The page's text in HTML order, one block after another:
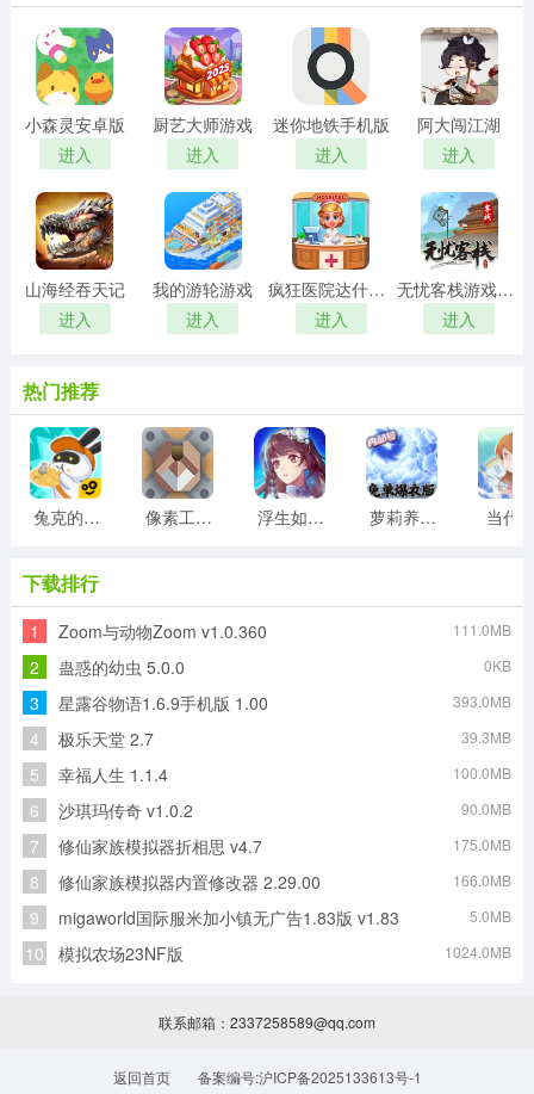
小森灵安卓版
进入
厨艺大师游戏
进入
迷你地铁手机版
进入
阿大闯江湖
进入
山海经吞天记
进入
我的游轮游戏
进入
疯狂医院达什医生
进入
无忧客栈游戏红包版
进入
热门推荐
兔克的餐厅游戏 像素工厂模组最新版 浮生如梦亦如烟游戏版 萝莉养成计划 当代
下载排行
1 Zoom与动物Zoom v1.0.360 111.0MB
2 蛊惑的幼虫 5.0.0 0KB
3 星露谷物语1.6.9手机版 1.00 393.0MB
4 极乐天堂 2.7 39.3MB
5 幸福人生 1.1.4 100.0MB
6 沙琪玛传奇 v1.0.2 90.0MB
7 修仙家族模拟器折相思 v4.7 175.0MB
8 修仙家族模拟器内置修改器 2.29.00 166.0MB
9 migaworld国际服米加小镇无广告1.83版 v1.83 5.0MB
10 模拟农场23NF版 1024.0MB
联系邮箱：2337258589@qq.com
返回首页 备案编号:沪ICP备2025133613号-1